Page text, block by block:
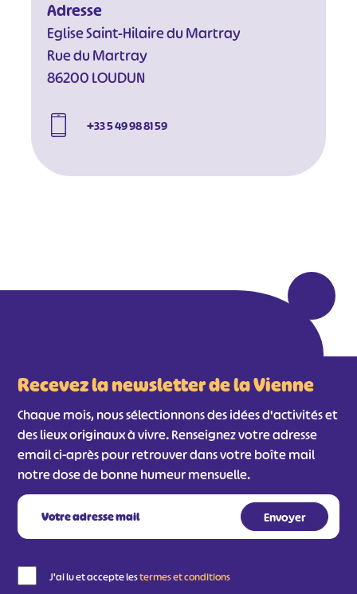
Adresse
Eglise Saint-Hilaire du Martray
Rue du Martray
86200 LOUDUN
+33 5 49 98 81 59
Recevez la newsletter de la Vienne
Chaque mois, nous sélectionnons des idées d'activités et
des lieux originaux à vivre. Renseignez votre adresse
email ci-après pour retrouver dans votre boîte mail
notre dose de bonne humeur mensuelle.
J'ai lu et accepte lestermes et conditions